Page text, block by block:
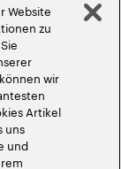
Website
zu
wir
Artikel
uns
und